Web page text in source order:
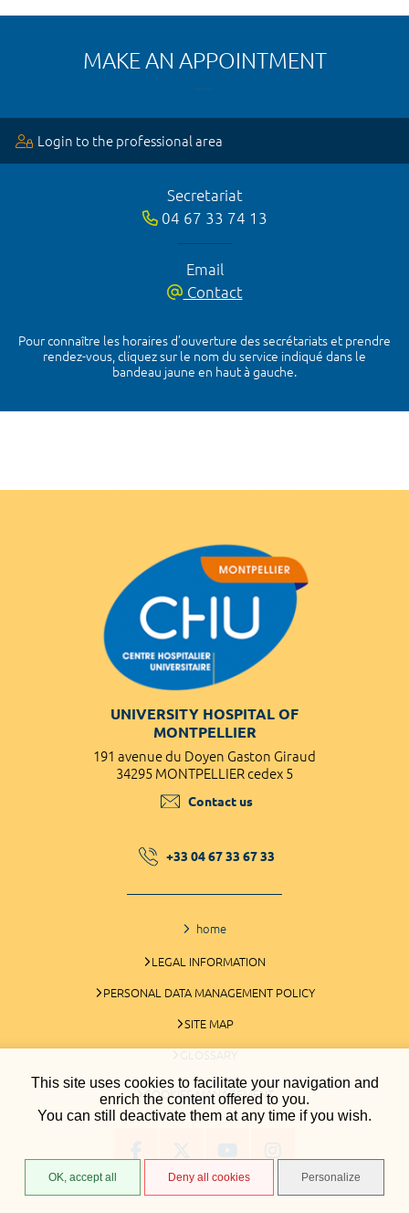
This site uses cookies to facilitate your navigation and
enrich the content offered to you.
You can still deactivate them at any time if you wish.
OK, accept all Deny all cookies Personalize
MAKE AN APPOINTMENT
Login to the professional area
Secretariat
04 67 33 74 13
Email
Contact
Pour connaître les horaires d’ouverture des secrétariats et prendre
rendez-vous, cliquez sur le nom du service indiqué dans le
bandeau jaune en haut à gauche.
UNIVERSITY HOSPITAL OF
MONTPELLIER
191 avenue du Doyen Gaston Giraud
34295 MONTPELLIER cedex 5
Contact us
+33 04 67 33 67 33
home
LEGAL INFORMATION
PERSONAL DATA MANAGEMENT POLICY
SITE MAP
GLOSSARY
COOKIES MANAGEMENT